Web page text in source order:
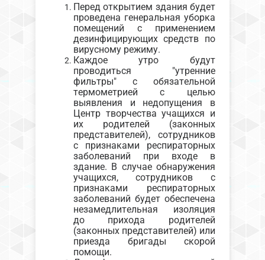
Перед открытием здания будет
проведена генеральная уборка
помещений с применением
дезинфицирующих средств по
вирусному режиму.
Каждое утро будут
проводиться "утренние
фильтры" с обязательной
термометрией с целью
выявления и недопущения в
Центр творчества учащихся и
их родителей (законных
представителей), сотрудников
с признаками респираторных
заболеваний при входе в
здание. В случае обнаружения
учащихся, сотрудников с
признаками респираторных
заболеваний будет обеспечена
незамедлительная изоляция
до прихода родителей
(законных представителей) или
приезда бригады скорой
помощи.